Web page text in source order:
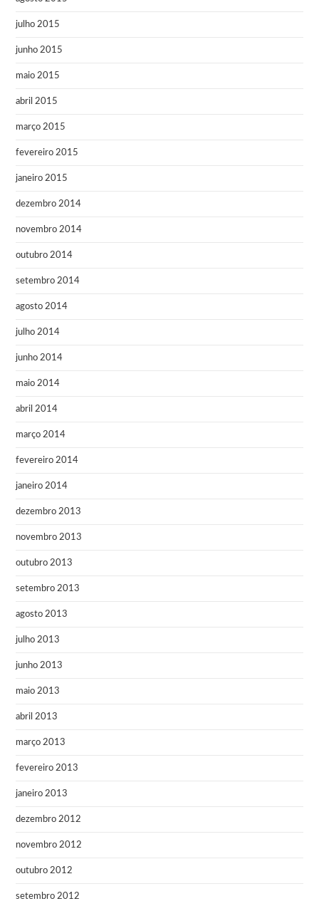
julho 2015
junho 2015
maio 2015
abril 2015
março 2015
fevereiro 2015
janeiro 2015
dezembro 2014
novembro 2014
outubro 2014
setembro 2014
agosto 2014
julho 2014
junho 2014
maio 2014
abril 2014
março 2014
fevereiro 2014
janeiro 2014
dezembro 2013
novembro 2013
outubro 2013
setembro 2013
agosto 2013
julho 2013
junho 2013
maio 2013
abril 2013
março 2013
fevereiro 2013
janeiro 2013
dezembro 2012
novembro 2012
outubro 2012
setembro 2012